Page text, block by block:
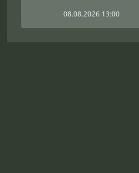
08.08.2026 13:00